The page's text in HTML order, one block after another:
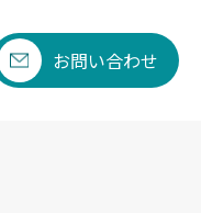
お問い合わせ